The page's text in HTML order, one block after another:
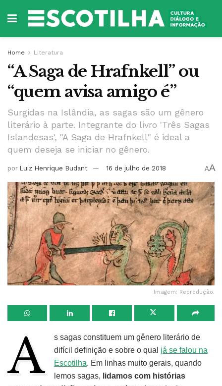
Home Literatura
“A Saga de Hrafnkell” ou
“quem avisa amigo é”
Surgidas na Islândia, as sagas são um gênero
literário à parte. Integrante do livro 'Três Sagas
Islandesas', "A Saga de Hrafnkell" é ideal a
quem deseja se iniciar no gênero.
por Luiz Henrique Budant 16 de julho de 2018 AA
Imagem: Reprodução.
A
s sagas constituem um gênero literário de
difícil definição e sobre o qual já se falou na
Escotilha. Em linhas muito gerais, quando
lemos sagas, lidamos com histórias